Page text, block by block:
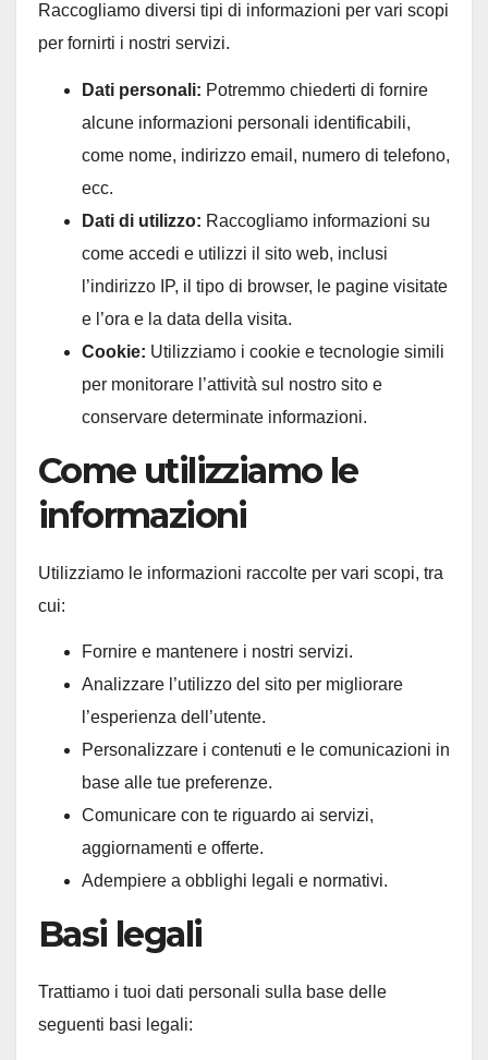
Raccogliamo diversi tipi di informazioni per vari scopi
per fornirti i nostri servizi.
Dati personali: Potremmo chiederti di fornire
alcune informazioni personali identificabili,
come nome, indirizzo email, numero di telefono,
ecc.
Dati di utilizzo: Raccogliamo informazioni su
come accedi e utilizzi il sito web, inclusi
l’indirizzo IP, il tipo di browser, le pagine visitate
e l’ora e la data della visita.
Cookie: Utilizziamo i cookie e tecnologie simili
per monitorare l’attività sul nostro sito e
conservare determinate informazioni.
Come utilizziamo le
informazioni
Utilizziamo le informazioni raccolte per vari scopi, tra
cui:
Fornire e mantenere i nostri servizi.
Analizzare l’utilizzo del sito per migliorare
l’esperienza dell’utente.
Personalizzare i contenuti e le comunicazioni in
base alle tue preferenze.
Comunicare con te riguardo ai servizi,
aggiornamenti e offerte.
Adempiere a obblighi legali e normativi.
Basi legali
Trattiamo i tuoi dati personali sulla base delle
seguenti basi legali: